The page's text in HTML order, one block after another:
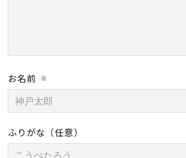
お名前 ※
ふりがな （任意）